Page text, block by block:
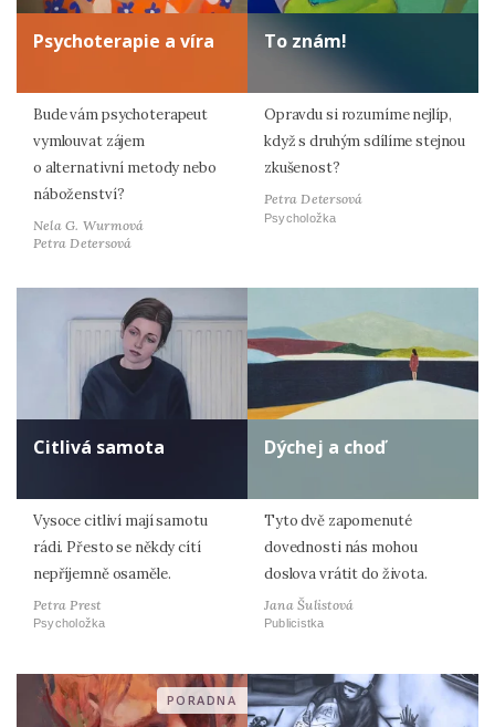
Psychoterapie a víra
Bude vám psychoterapeut
vymlouvat zájem
o alternativní metody nebo
náboženství?
Nela G. Wurmová
Petra Detersová
To znám!
Opravdu si rozumíme nejlíp,
když s druhým sdílíme stejnou
zkušenost?
Petra Detersová
Psycholožka
Citlivá samota
Vysoce citliví mají samotu
rádi. Přesto se někdy cítí
nepříjemně osaměle.
Petra Prest
Psycholožka
Dýchej a choď
Tyto dvě zapomenuté
dovednosti nás mohou
doslova vrátit do života.
Jana Šulistová
Publicistka
PORADNA